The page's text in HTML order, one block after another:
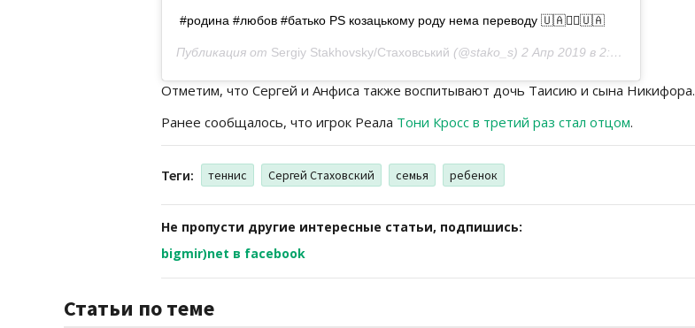
#родина #любов #батько PS козацькому роду нема переводу 🇺🇦✊🏻🇺🇦
Публикация от Sergiy Stakhovsky/Стаховський (@stako_s) 2 Апр 2019 в 2:30 PDT
Отметим, что Сергей и Анфиса также воспитывают дочь Таисию и сына Никифора.
Ранее сообщалось, что игрок Реала Тони Кросс в третий раз стал отцом.
Теги: теннис Сергей Стаховский семья ребенок
Не пропусти другие интересные статьи, подпишись:
bigmir)net в facebook
Статьи по теме